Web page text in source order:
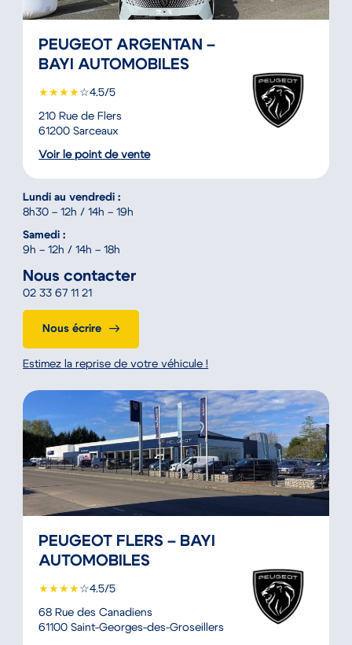
PEUGEOT ARGENTAN –
BAYI AUTOMOBILES
★★★★☆4.5/5
210 Rue de Flers
61200 Sarceaux
Voir le point de vente
Lundi au vendredi :
8h30 – 12h / 14h – 19h
Samedi :
9h – 12h / 14h – 18h
Nous contacter
02 33 67 11 21
Nous écrire
Estimez la reprise de votre véhicule !
PEUGEOT FLERS – BAYI
AUTOMOBILES
★★★★☆4.5/5
68 Rue des Canadiens
61100 Saint-Georges-des-Groseillers